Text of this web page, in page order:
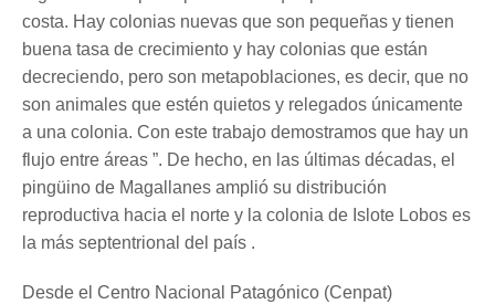
costa. Hay colonias nuevas que son pequeñas y tienen
buena tasa de crecimiento y hay colonias que están
decreciendo, pero son metapoblaciones, es decir, que no
son animales que estén quietos y relegados únicamente
a una colonia. Con este trabajo demostramos que hay un
flujo entre áreas ”. De hecho, en las últimas décadas, el
pingüino de Magallanes amplió su distribución
reproductiva hacia el norte y la colonia de Islote Lobos es
la más septentrional del país .
Desde el Centro Nacional Patagónico (Cenpat)